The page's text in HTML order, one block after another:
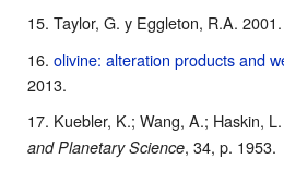
Taylor, G. y Eggleton, R.A. 2001.
olivine: alteration products and
2013.
Kuebler, K.; Wang, A.; Haskin,
and Planetary Science, 34, p. 1953.